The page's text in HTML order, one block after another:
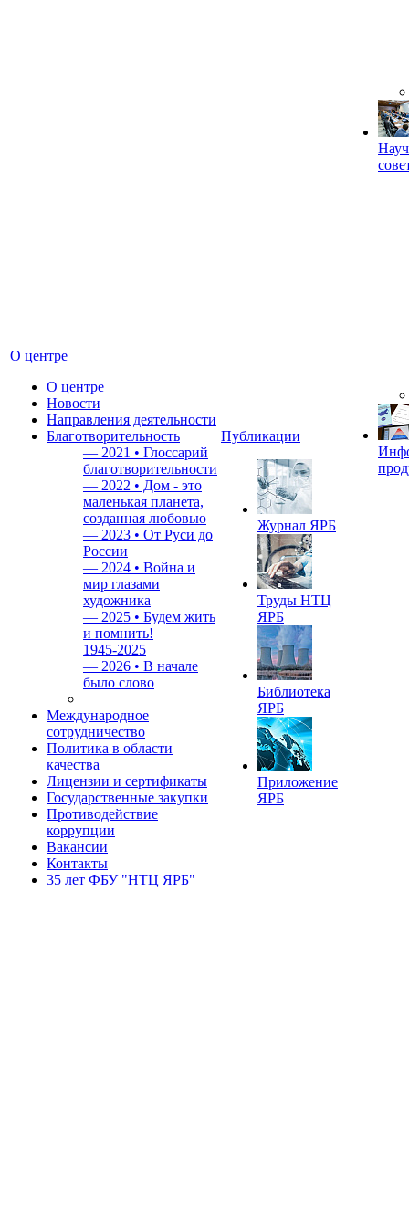
О центре
О центре
Новости
Направления деятельности
Благотворительность
— 2021 • Глоссарий
благотворительности
— 2022 • Дом - это
маленькая планета,
созданная любовью
— 2023 • От Руси до
России
— 2024 • Война и
мир глазами
художника
— 2025 • Будем жить
и помнить!
1945-2025
— 2026 • В начале
было слово
Международное
сотрудничество
Политика в области
качества
Лицензии и сертификаты
Государственные закупки
Противодействие
коррупции
Вакансии
Контакты
35 лет ФБУ "НТЦ ЯРБ"
Публикации
Журнал ЯРБ
Труды НТЦ
ЯРБ
Библиотека
ЯРБ
Приложение
ЯРБ